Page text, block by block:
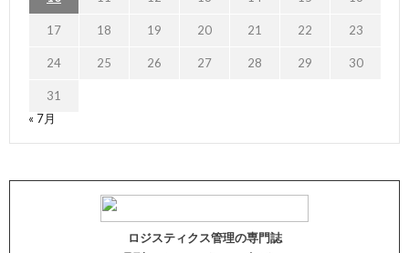
17 18 19 20 21 22 23
24 25 26 27 28 29 30
31
« 7月
ロジスティクス管理の専門誌